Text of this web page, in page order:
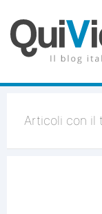
Articoli con il